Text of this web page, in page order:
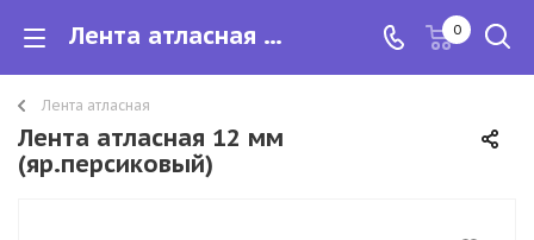
Лента атласная 12 мм 0
Лента атласная
Лента атласная 12 мм
(яр.персиковый)